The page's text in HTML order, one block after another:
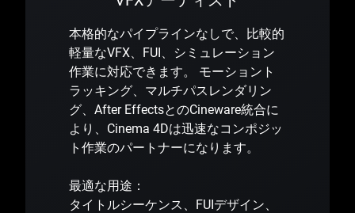
本格的なパイプラインなしで、比較的
軽量なVFX、FUI、シミュレーション
作業に対応できます。 モーショント
ラッキング、マルチパスレンダリン
グ、After EffectsとのCineware統合に
より、Cinema 4Dは迅速なコンポジッ
ト作業のパートナーになります。
最適な用途：
タイトルシーケンス、FUIデザイン、